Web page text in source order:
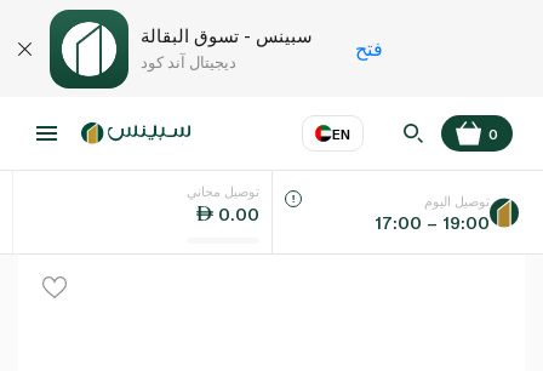
سبينس - تسوق البقالة
ديجيتال آند كود
فتح
EN
اللغة عر
0
توصيل مجاني
0.00
توصيل اليوم
17:00 – 19:00